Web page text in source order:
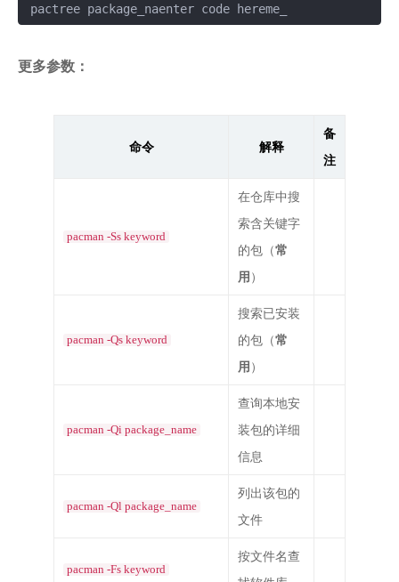
pactree package_naenter code hereme_
更多参数：
命令 解释
备
注
pacman -Ss keyword
在仓库中搜
索含关键字
的包（常
用）
pacman -Qs keyword
搜索已安装
的包（常
用）
pacman -Qi package_name
查询本地安
装包的详细
信息
pacman -Ql package_name
列出该包的
文件
pacman -Fs keyword
按文件名查